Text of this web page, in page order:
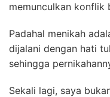
memunculkan konflik
Padahal menikah
dijalani dengan hati
sehingga
Sekali lagi, saya